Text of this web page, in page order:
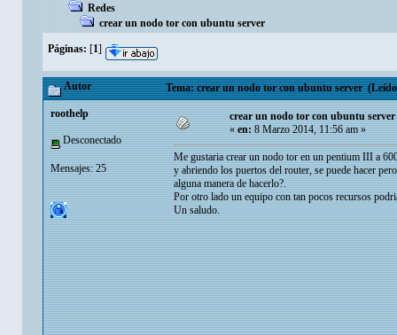
Redes
crear un nodo tor con ubuntu server
Páginas: [1]
Autor Tema: crear un nodo tor con ubuntu server (Leído
roothelp
Desconectado
Mensajes: 25
crear un nodo tor con ubuntu server
«en:8 Marzo 2014, 11:56 am »
Me gustaria crear un nodo tor en un pentium III a
y abriendo los puertos del router, se puede hacer
alguna manera de hacerlo?.
Por otro lado un equipo con tan pocos recursos
Un saludo.